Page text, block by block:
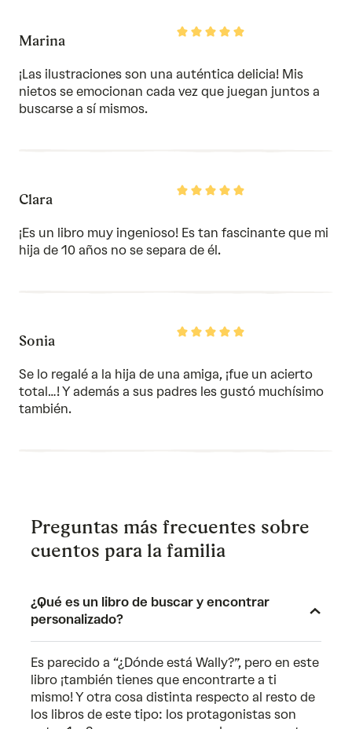
Rated
Marina
¡Las ilustraciones son una auténtica delicia! Mis
nietos se emocionan cada vez que juegan juntos a
buscarse a sí mismos.
Rated
of
Clara
¡Es un libro muy ingenioso! Es tan fascinante que mi
hija de 10 años no se separa de él.
Rated
5
Sonia
Se lo regalé a la hija de una amiga, ¡fue un acierto
total…! Y además a sus padres les gustó muchísimo
también.
Preguntas más frecuentes sobre
cuentos para la familia
¿Qué es un libro de buscar y encontrar
personalizado?
Es parecido a “¿Dónde está Wally?”, pero en este
libro ¡también tienes que encontrarte a ti
mismo! Y otra cosa distinta respecto al resto de
los libros de este tipo: los protagonistas son